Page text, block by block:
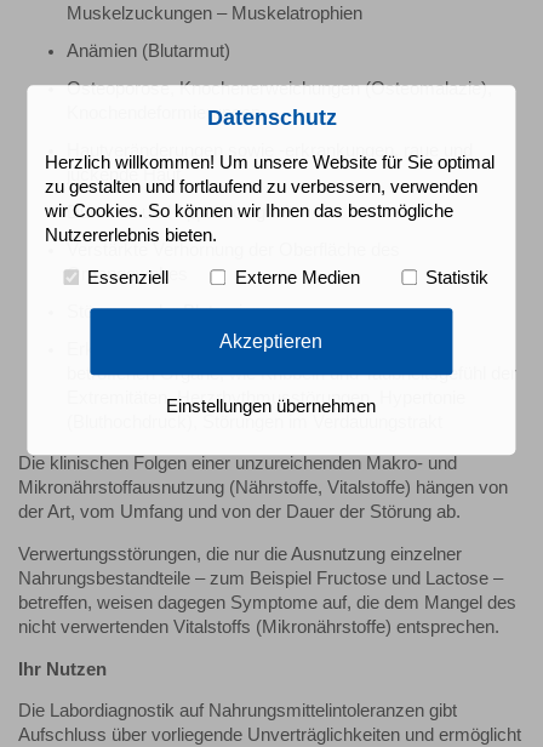
Muskelzuckungen – Muskelatrophien
Anämien (Blutarmut)
Osteoporose, Knochenerweichungen (Osteomalazie),
Knochendeformierungen
juckende Haut
Durchfall und Appetitlosigkeit
Organgewebes
Störungen der Blutgerinnung
Erkrankung der Nerven mit Auswirkung auf die
betroffenen Organe, wie Kribbeln und Taubheitsgefühl der
Extremitäten, Herzrhythmusstörungen, Hypertonie
(Bluthochdruck), Störungen im Verdauungstrakt
Die klinischen Folgen einer unzureichenden Makro- und
Mikronährstoffausnutzung (Nährstoffe, Vitalstoffe) hängen von
der Art, vom Umfang und von der Dauer der Störung ab.
Verwertungsstörungen, die nur die Ausnutzung einzelner
Nahrungsbestandteile – zum Beispiel Fructose und Lactose –
betreffen, weisen dagegen Symptome auf, die dem Mangel des
nicht verwertenden Vitalstoffs (Mikronährstoffe) entsprechen.
Ihr Nutzen
Die Labordiagnostik auf Nahrungsmittelintoleranzen gibt
Aufschluss über vorliegende Unverträglichkeiten und ermöglicht
Datenschutz
Herzlich willkommen! Um unsere Website für Sie optimal
zu gestalten und fortlaufend zu verbessern, verwenden
wir Cookies. So können wir Ihnen das bestmögliche
Nutzererlebnis bieten.
Essenziell Externe Medien Statistik
Akzeptieren
Einstellungen übernehmen